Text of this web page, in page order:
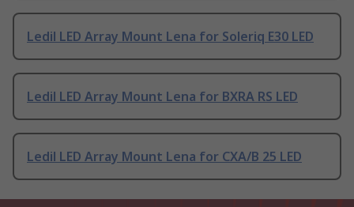
Ledil LED Array Mount Lena for Soleriq E30 LED
Ledil LED Array Mount Lena for BXRA RS LED
Ledil LED Array Mount Lena for CXA/B 25 LED